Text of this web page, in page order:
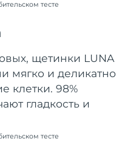
тесте
щетинки LUNA
мягко и деликатно
клетки. 98%
гладкость и
тесте
8/10/26
Ожидаемая дата доставки